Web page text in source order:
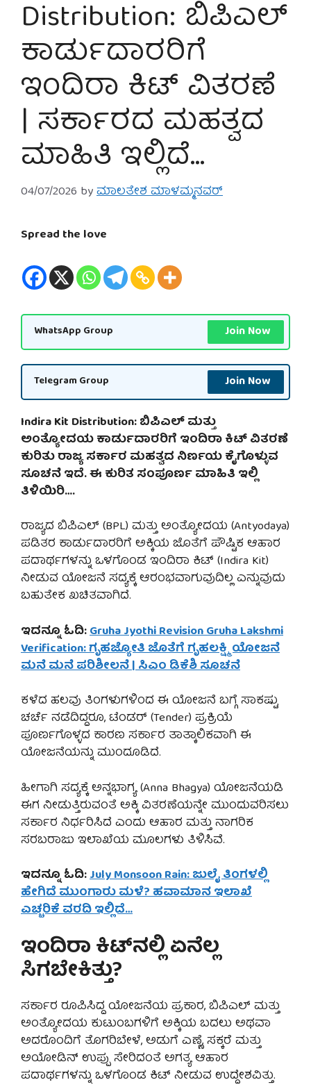
Distribution: ಬಿಪಿಎಲ್
ಕಾರ್ಡುದಾರರಿಗೆ
ಇಂದಿರಾ ಕಿಟ್ ವಿತರಣೆ
| ಸರ್ಕಾರದ ಮಹತ್ವದ
ಮಾಹಿತಿ ಇಲ್ಲಿದೆ…
04/07/2026 byಮಾಲತೇಶ ಮಾಳಮ್ಮನವರ್
Spread the love
WhatsApp Group Join Now
Telegram Group Join Now
Indira Kit Distribution: ಬಿಪಿಎಲ್ ಮತ್ತು
ಅಂತ್ಯೋದಯ ಕಾರ್ಡುದಾರರಿಗೆ ಇಂದಿರಾ ಕಿಟ್ ವಿತರಣೆ
ಕುರಿತು ರಾಜ್ಯ ಸರ್ಕಾರ ಮಹತ್ವದ ನಿರ್ಣಯ ಕೈಗೊಳ್ಳುವ
ಸೂಚನೆ ಇದೆ. ಈ ಕುರಿತ ಸಂಪೂರ್ಣ ಮಾಹಿತಿ ಇಲ್ಲಿ
ತಿಳಿಯಿರಿ….
ರಾಜ್ಯದ ಬಿಪಿಎಲ್ (BPL) ಮತ್ತು ಅಂತ್ಯೋದಯ (Antyodaya)
ಪಡಿತರ ಕಾರ್ಡುದಾರರಿಗೆ ಅಕ್ಕಿಯ ಜೊತೆಗೆ ಪೌಷ್ಟಿಕ ಆಹಾರ
ಪದಾರ್ಥಗಳನ್ನು ಒಳಗೊಂಡ ಇಂದಿರಾ ಕಿಟ್ (Indira Kit)
ನೀಡುವ ಯೋಜನೆ ಸದ್ಯಕ್ಕೆ ಆರಂಭವಾಗುವುದಿಲ್ಲ ಎನ್ನುವುದು
ಬಹುತೇಕ ಖಚಿತವಾಗಿದೆ.
ಇದನ್ನೂ ಓದಿ:Gruha Jyothi Revision Gruha Lakshmi
Verification: ಗೃಹಜ್ಯೋತಿ ಜೊತೆಗೆ ಗೃಹಲಕ್ಷ್ಮಿ ಯೋಜನೆ
ಮನೆ ಮನೆ ಪರಿಶೀಲನೆ | ಸಿಎಂ ಡಿಕೆಶಿ ಸೂಚನೆ
ಕಳೆದ ಹಲವು ತಿಂಗಳುಗಳಿಂದ ಈ ಯೋಜನೆ ಬಗ್ಗೆ ಸಾಕಷ್ಟು
ಚರ್ಚೆ ನಡೆದಿದ್ದರೂ, ಟೆಂಡರ್ (Tender) ಪ್ರಕ್ರಿಯೆ
ಪೂರ್ಣಗೊಳ್ಳದ ಕಾರಣ ಸರ್ಕಾರ ತಾತ್ಕಾಲಿಕವಾಗಿ ಈ
ಯೋಜನೆಯನ್ನು ಮುಂದೂಡಿದೆ.
ಹೀಗಾಗಿ ಸದ್ಯಕ್ಕೆ ಅನ್ನಭಾಗ್ಯ (Anna Bhagya) ಯೋಜನೆಯಡಿ
ಈಗ ನೀಡುತ್ತಿರುವಂತೆ ಅಕ್ಕಿ ವಿತರಣೆಯನ್ನೇ ಮುಂದುವರಿಸಲು
ಸರ್ಕಾರ ನಿರ್ಧರಿಸಿದೆ ಎಂದು ಆಹಾರ ಮತ್ತು ನಾಗರಿಕ
ಸರಬರಾಜು ಇಲಾಖೆಯ ಮೂಲಗಳು ತಿಳಿಸಿವೆ.
ಇದನ್ನೂ ಓದಿ:July Monsoon Rain: ಜುಲೈ ತಿಂಗಳಲ್ಲಿ
ಹೇಗಿದೆ ಮುಂಗಾರು ಮಳೆ? ಹವಾಮಾನ ಇಲಾಖೆ
ಎಚ್ಚರಿಕೆ ವರದಿ ಇಲ್ಲಿದೆ…
ಇಂದಿರಾ ಕಿಟ್‌ನಲ್ಲಿ ಏನೆಲ್ಲ
ಸಿಗಬೇಕಿತ್ತು?
ಸರ್ಕಾರ ರೂಪಿಸಿದ್ದ ಯೋಜನೆಯ ಪ್ರಕಾರ, ಬಿಪಿಎಲ್ ಮತ್ತು
ಅಂತ್ಯೋದಯ ಕುಟುಂಬಗಳಿಗೆ ಅಕ್ಕಿಯ ಬದಲು ಅಥವಾ
ಅದರೊಂದಿಗೆ ತೊಗರಿಬೇಳೆ, ಅಡುಗೆ ಎಣ್ಣೆ, ಸಕ್ಕರೆ ಮತ್ತು
ಅಯೋಡಿನ್ ಉಪ್ಪು ಸೇರಿದಂತೆ ಅಗತ್ಯ ಆಹಾರ
ಪದಾರ್ಥಗಳನ್ನು ಒಳಗೊಂಡ ಕಿಟ್ ನೀಡುವ ಉದ್ದೇಶವಿತ್ತು.